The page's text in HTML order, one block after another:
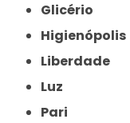
Glicério
Higienópolis
Liberdade
Luz
Pari